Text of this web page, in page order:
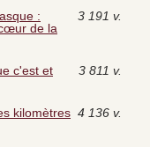
:
de la
3 191 v.
c'est et
3 811 v.
kilomètres 4 136 v.